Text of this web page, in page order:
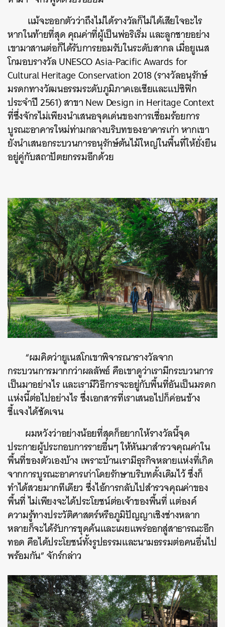
แม้จะออกตัวว่าถึงไม่ได้รางวัลก็ไม่ได้เสียใจอะไร
หากในท้ายที่สุด คุณค่าที่ผู้เป็นพ่อริเริ่ม และลูกชายอย่าง
เขามาสานต่อก็ได้รับการยอมรับในระดับสากล เมื่อยูเนส
โกมอบรางวัล UNESCO Asia-Pacific Awards for
Cultural Heritage Conservation 2018 (รางวัลอนุรักษ์
มรดกทางวัฒนธรรมระดับภูมิภาคเอเชียและแปซิฟิก
ประจำปี 2561) สาขา New Design in Heritage Context
ที่ซึ่งจักรไม่เพียงนำเสนอจุดเด่นของการเชื่อมร้อยการ
บูรณะอาคารใหม่ท่ามกลางบริบทของอาคารเก่า หากเขา
ยังนำเสนอกระบวนการอนุรักษ์ต้นไม้ใหญ่ในพื้นที่ให้ยั่งยืน
อยู่คู่กับสถาปัตยกรรมอีกด้วย
“ผมคิดว่ายูเนสโกเขาพิจารณารางวัลจาก
กระบวนการมากกว่าผลลัพธ์ คือเขาดูว่าเรามีกระบวนการ
เป็นมาอย่างไร และเรามีวิธีการจะอยู่กับพื้นที่อันเป็นมรดก
แห่งนี้ต่อไปอย่างไร ซึ่งเอกสารที่เราเสนอไปก็ค่อนข้าง
ชี้แจงได้ชัดเจน
ผมหวังว่าอย่างน้อยที่สุดก็อยากให้รางวัลนี้จุด
ประกายผู้ประกอบการรายอื่นๆ ให้หันมาสำรวจคุณค่าใน
พื้นที่ของตัวเองบ้าง เพราะบ้านเรามีธุรกิจหลายแห่งที่เกิด
จากการบูรณะอาคารเก่าโดยรักษาบริบทดั้งเดิมไว้ ซึ่งก็
ทำได้สวยมากทีเดียว ซึ่งไอ้การกลับไปสำรวจคุณค่าของ
พื้นที่ ไม่เพียงจะได้ประโยชน์ต่อเจ้าของพื้นที่ แต่องค์
ความรู้ทางประวัติศาสตร์หรือภูมิปัญญาเชิงช่างหลาก
หลายก็จะได้รับการขุดค้นและเผยแพร่ออกสู่สาธารณะอีก
ทอด คือได้ประโยชน์ทั้งรูปธรรมและนามธรรมต่อคนอื่นไป
พร้อมกัน” จักร์กล่าว